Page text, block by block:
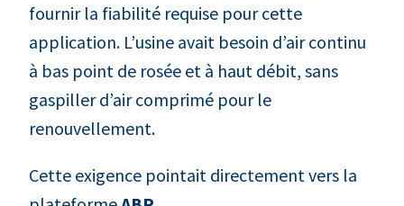
fournir la fiabilité requise pour cette
application. L’usine avait besoin d’air continu
à bas point de rosée et à haut débit, sans
gaspiller d’air comprimé pour le
renouvellement.
Cette exigence pointait directement vers la